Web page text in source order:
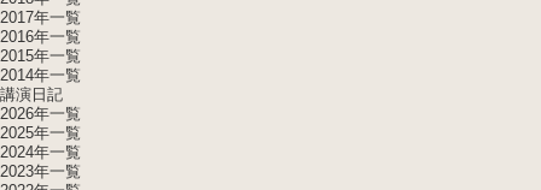
2017年一覧
2016年一覧
2015年一覧
2014年一覧
講演日記
2026年一覧
2025年一覧
2024年一覧
2023年一覧